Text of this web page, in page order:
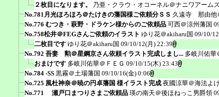
２枚目になります。
乃亜・クラウ・オコーネル＠ナニワアーム
No.781月光ほろほろ＠たけきの藩国様ご依頼分ＳＳ 久遠寺 那由他
No.776 むつき・萩野・ドラケン様からのご依頼品 可西＠涼州藩国
No.758松井＠FEGさんご依頼のイラスト ゆり花＠akiharu国 09/10/
二枚目です ゆり花＠akiharu国 09/10/12(月) 22:39
No.792 吾妻 勲＠星鋼京さん依頼イラスト完成しまし... 多岐川佑華
おまけです 多岐川佑華＠ＦＥＧ 09/10/15(木) 23:43
No.784 -SS 黒霧＠土場藩国 09/10/16(金) 0:06
No.725 風杜神奈＠暁の円卓藩国 様イラスト完成 夜國涼華＠海法よ
No.771 瀬戸口まつりさまご依頼品 瑛の南天＠後ほねっこ男爵領